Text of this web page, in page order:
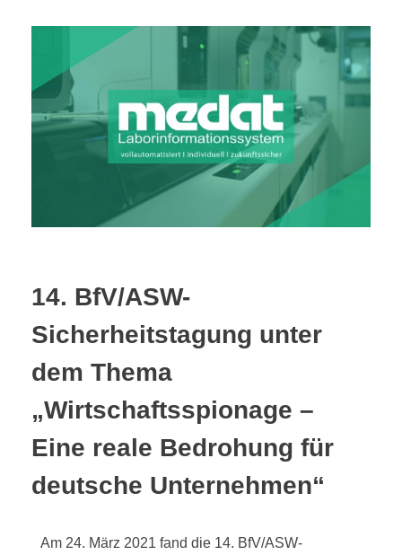
14. BfV/ASW-
Sicherheitstagung unter
dem Thema
„Wirtschaftsspionage –
Eine reale Bedrohung für
deutsche Unternehmen“
Am 24. März 2021 fand die 14. BfV/ASW-